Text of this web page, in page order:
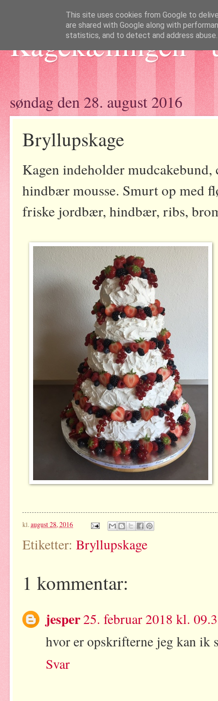
Kagekællingen -
søndag den 28. august 2016
Bryllupskage
Kagen indeholder mudcakebund,
hindbær mousse. Smurt op med
friske jordbær, hindbær, ribs,
kl.august 28, 2016
Etiketter: Bryllupskage
1 kommentar:
jesper25. februar 2018 kl.
hvor er opskrifterne jeg kan ik
Svar
This site uses cookies from Google to
are shared with Google along with
statistics, and to detect and address abuse.